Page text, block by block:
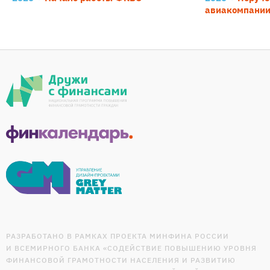
РАЗРАБОТАНО В РАМКАХ ПРОЕКТА МИНФИНА РОССИИ
И ВСЕМИРНОГО БАНКА «СОДЕЙСТВИЕ ПОВЫШЕНИЮ УРОВНЯ
ФИНАНСОВОЙ ГРАМОТНОСТИ НАСЕЛЕНИЯ И РАЗВИТИЮ